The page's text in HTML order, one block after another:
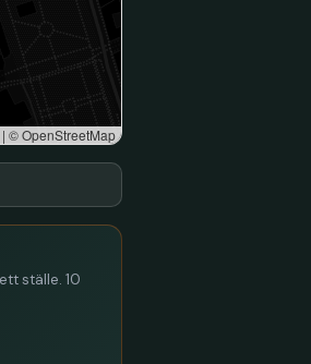
| © OpenStreetMap
ställe. 10